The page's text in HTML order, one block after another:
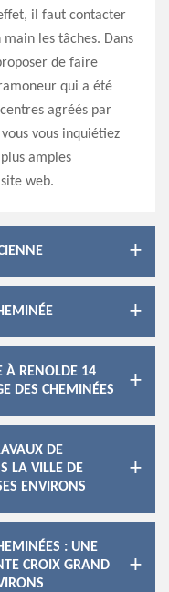
il faut contacter
les tâches. Dans
de faire
qui a été
agréés par
vous inquiétiez
amples
web.
À RENOLDE 14
DES CHEMINÉES
DE
LA VILLE DE
ENVIRONS
: UNE
CROIX GRAND